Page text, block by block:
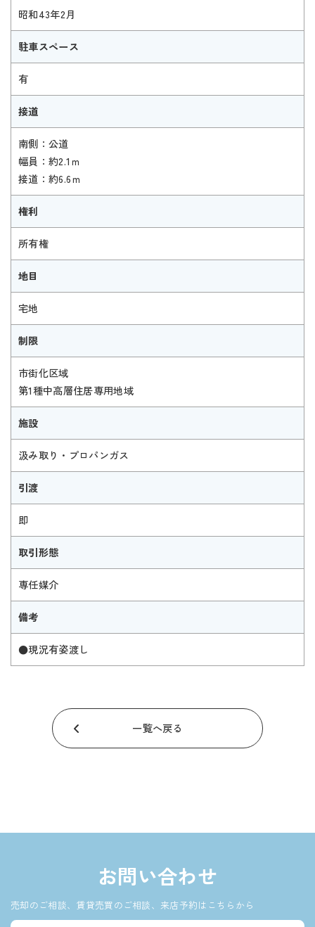
昭和43年2月
駐車スペース
有
接道
南側：公道
幅員：約2.1ｍ
接道：約6.6ｍ
権利
所有権
地目
宅地
制限
市街化区域
第1種中高層住居専用地域
施設
汲み取り・プロパンガス
引渡
即
取引形態
専任媒介
備考
●現況有姿渡し
一覧へ戻る
お問い合わせ
売却のご相談、賃貸売買のご相談、来店予約はこちらから